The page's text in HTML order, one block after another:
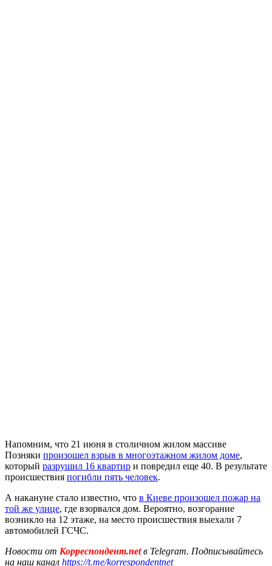
Напомним, что 21 июня в столичном жилом массиве
Позняки произошел взрыв в многоэтажном жилом доме,
который разрушил 16 квартир и повредил еще 40. В результате
происшествия погибли пять человек.
А накануне стало известно, что в Киеве произошел пожар на
той же улице, где взорвался дом. Вероятно, возгорание
возникло на 12 этаже, на место происшествия выехали 7
автомобилей ГСЧС.
Новости от Корреспондент.netв Telegram. Подписывайтесь
на наш канал https://t.me/korrespondentnet